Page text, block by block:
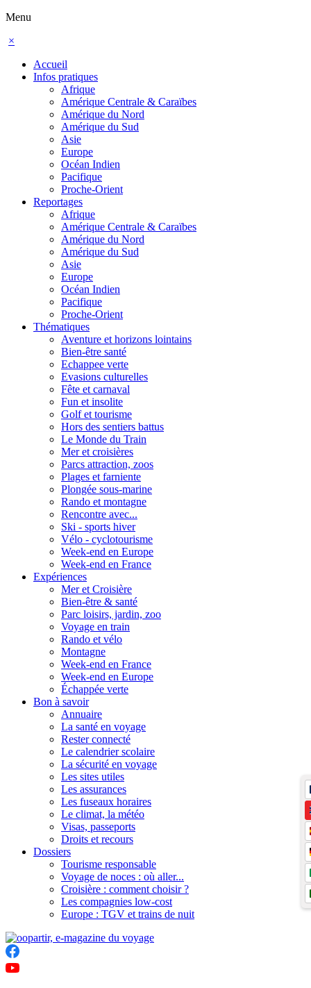
Menu
×
Accueil
Infos pratiques
Afrique
Amérique Centrale & Caraïbes
Amérique du Nord
Amérique du Sud
Asie
Europe
Océan Indien
Pacifique
Proche-Orient
Reportages
Afrique
Amérique Centrale & Caraïbes
Amérique du Nord
Amérique du Sud
Asie
Europe
Océan Indien
Pacifique
Proche-Orient
Thématiques
Aventure et horizons lointains
Bien-être santé
Echappee verte
Evasions culturelles
Fête et carnaval
Fun et insolite
Golf et tourisme
Hors des sentiers battus
Le Monde du Train
Mer et croisières
Parcs attraction, zoos
Plages et farniente
Plongée sous-marine
Rando et montagne
Rencontre avec...
Ski - sports hiver
Vélo - cyclotourisme
Week-end en Europe
Week-end en France
Expériences
Mer et Croisière
Bien-être & santé
Parc loisirs, jardin, zoo
Voyage en train
Rando et vélo
Montagne
Week-end en France
Week-end en Europe
Échappée verte
Bon à savoir
Annuaire
La santé en voyage
Rester connecté
Le calendrier scolaire
La sécurité en voyage
Les sites utiles
Les assurances
Les fuseaux horaires
Le climat, la météo
Visas, passeports
Droits et recours
Dossiers
Tourisme responsable
Voyage de noces : où aller...
Croisière : comment choisir ?
Les compagnies low-cost
Europe : TGV et trains de nuit